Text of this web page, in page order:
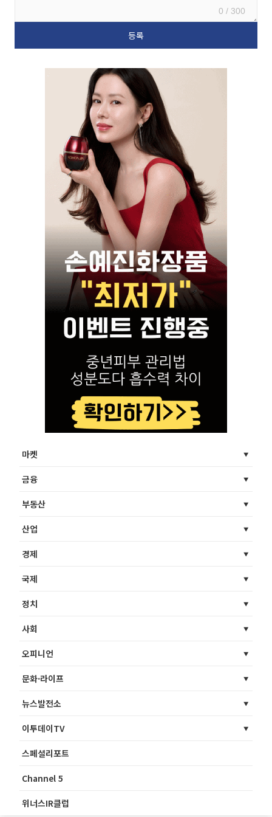
0 / 300
마켓
금융
부동산
산업
경제
국제
정치
사회
오피니언
문화·라이프
뉴스발전소
이투데이TV
스페셜리포트
Channel 5
위너스IR클럽